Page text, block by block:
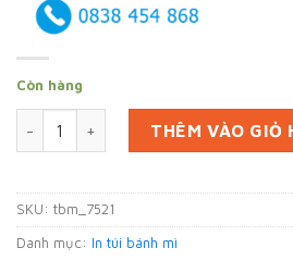
Còn hàng
In 30000 bao gói bánh mì tại Bình
THÊM VÀO GIỎ
SKU: tbm_7521
Danh mục: In túi bánh mì